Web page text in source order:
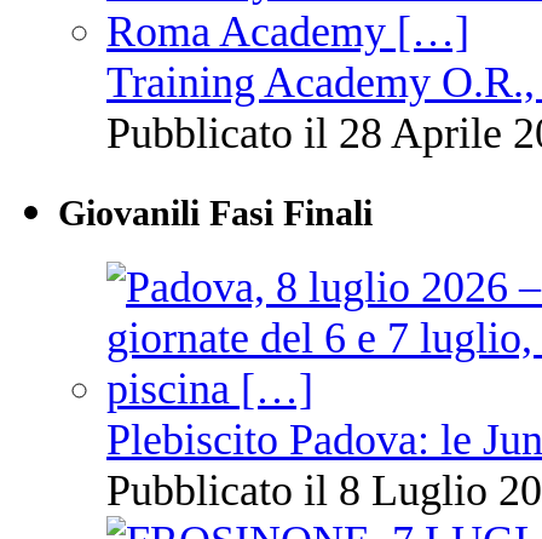
Training Academy
Pubblicato il 28 Aprile
Giovanili Fasi Finali
Plebiscito Padova: le
Pubblicato il 8 Luglio